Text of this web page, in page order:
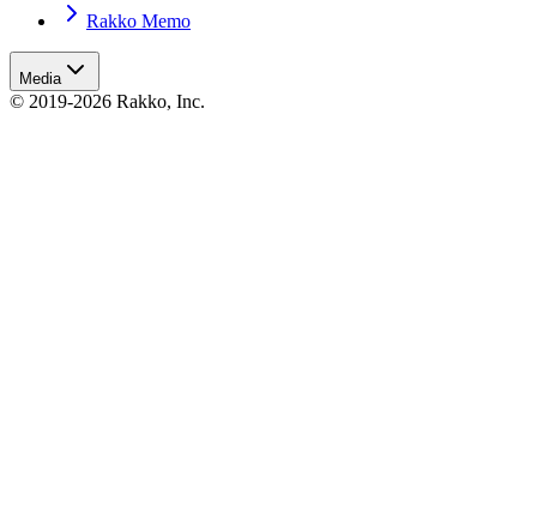
Rakko Memo
Media
© 2019-2026 Rakko, Inc.